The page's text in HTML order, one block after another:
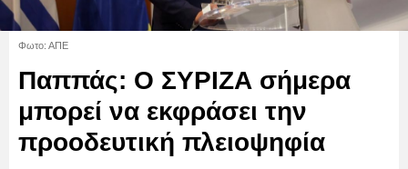
Φωτο: ΑΠΕ
Παππάς: Ο ΣΥΡΙΖΑ σήμερα
μπορεί να εκφράσει την
προοδευτική πλειοψηφία